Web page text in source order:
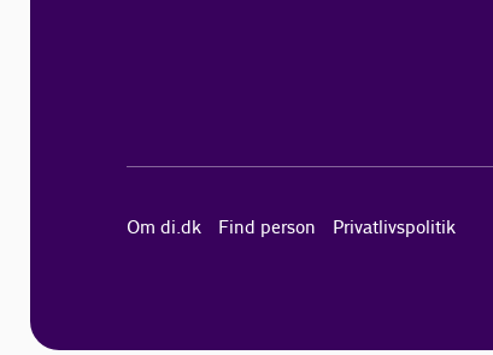
Om di.dk Find person Privatlivspolitik